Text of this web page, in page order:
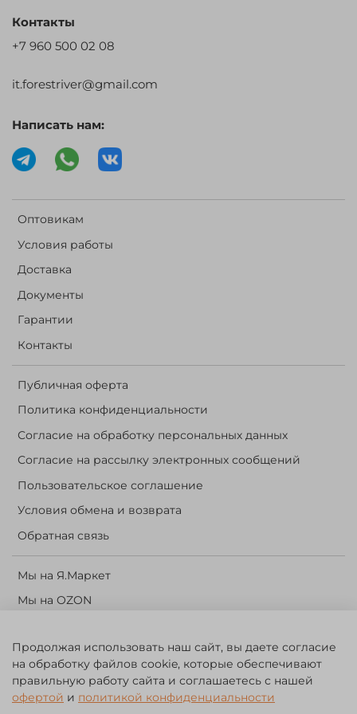
Оптовикам
Условия работы
Доставка
Документы
Гарантии
Контакты
Публичная оферта
Политика конфиденциальности
Согласие на обработку персональных данных
Согласие на рассылку электронных сообщений
Пользовательское соглашение
Условия обмена и возврата
Обратная связь
Мы на Я.Маркет
Мы на OZON
Корзина
Контакты
+7 960 500 02 08
it.forestriver@gmail.com
Написать нам:
©️ 2014 - 2024 Forest River. Рыболовный интернет-магазин.
Продолжая использовать наш сайт, вы даете согласие
на обработку файлов cookie, которые обеспечивают
правильную работу сайта и соглашаетесь с нашей
офертой и политикой конфиденциальности